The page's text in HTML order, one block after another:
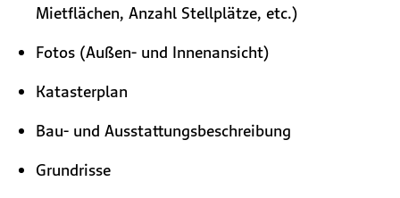
Mietflächen, Anzahl Stellplätze, etc.)
Fotos (Außen- und Innenansicht)
Katasterplan
Bau- und Ausstattungsbeschreibung
Grundrisse